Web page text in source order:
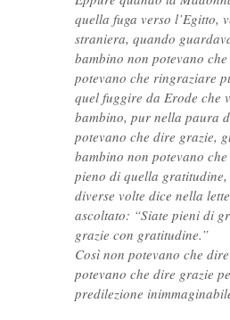
quella fuga verso l’Egitto,
straniera, quando
bambino non potevano
potevano che ringraziare
quel fuggire da Erode che
bambino, pur nella paura
potevano che dire grazie,
bambino non potevano
pieno di quella gratitudine,
diverse volte dice nella
ascoltato: “Siate pieni di
grazie con gratitudine.”
Così non potevano che
potevano che dire grazie
predilezione